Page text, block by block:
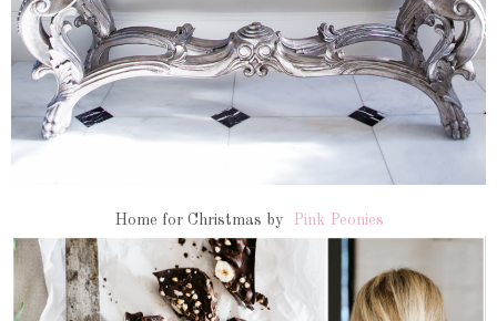
Home for Christmas by Pink Peonies